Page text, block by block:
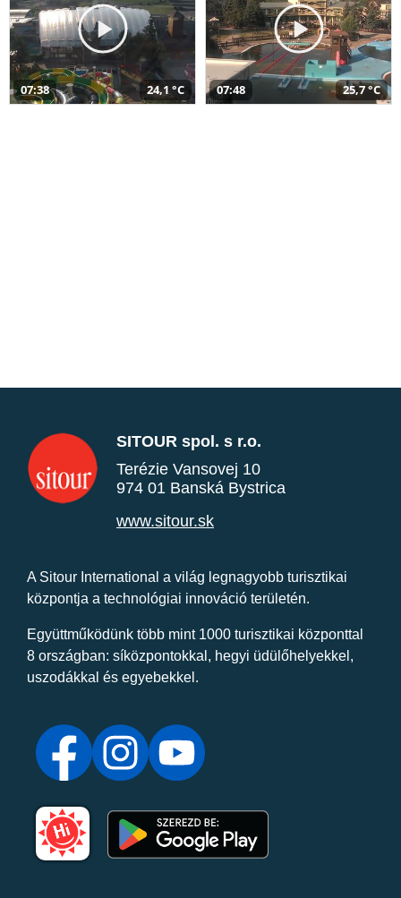
07:38 24,1 °C 07:48 25,7 °C
SITOUR spol. s r.o.
Terézie Vansovej 10
974 01 Banská Bystrica
www.sitour.sk
A Sitour International a világ legnagyobb turisztikai
központja a technológiai innováció területén.
Együttműködünk több mint 1000 turisztikai központtal
8 országban: síközpontokkal, hegyi üdülőhelyekkel,
uszodákkal és egyebekkel.